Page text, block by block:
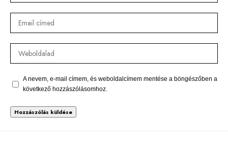
A nevem, e-mail címem, és weboldalcímem mentése a böngészőben a
következő hozzászólásomhoz.